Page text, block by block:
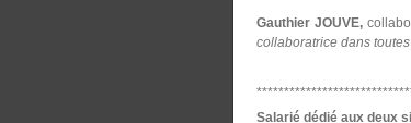
Gauthier JOUVE,
collaboratrice dans
Salarié dédié aux deux